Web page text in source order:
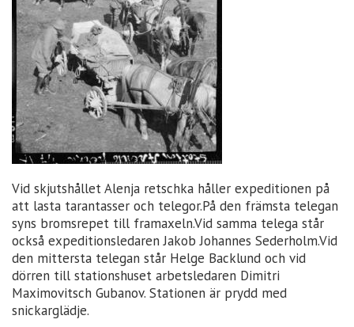
Vid skjutshållet Alenja retschka håller expeditionen på
att lasta tarantasser och telegor.På den främsta telegan
syns bromsrepet till framaxeln.Vid samma telega står
också expeditionsledaren Jakob Johannes Sederholm.Vid
den mittersta telegan står Helge Backlund och vid
dörren till stationshuset arbetsledaren Dimitri
Maximovitsch Gubanov. Stationen är prydd med
snickarglädje.